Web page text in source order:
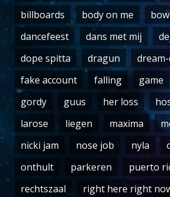
billboards
body on me
dancefeest
dans met mij
dope spitta
dragun
fake account
falling game
gordy
guus her loss
larose
liegen maxima
nicki jam
nose job nyla
onthult
parkeren puerto
rechtszaal
right here right